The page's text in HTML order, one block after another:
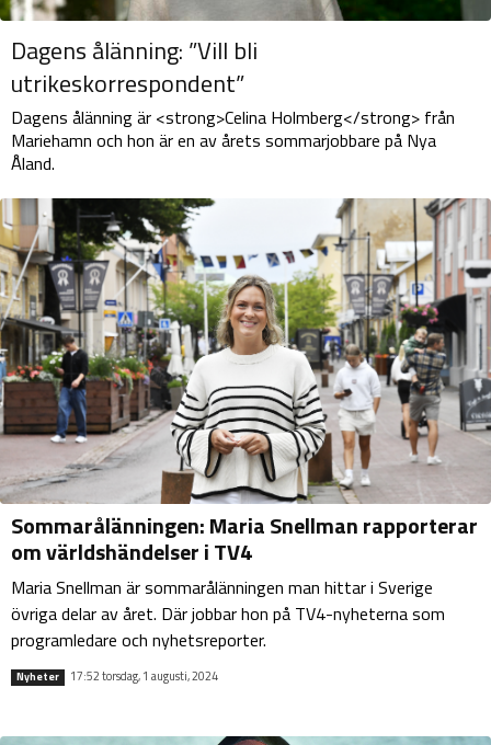
Dagens ålänning: ”Vill bli
utrikeskorrespondent”
Dagens ålänning är <strong>Celina Holmberg</strong> från
Mariehamn och hon är en av årets sommarjobbare på Nya
Åland.
Sommarålänningen: Maria Snellman rapporterar
om världshändelser i TV4
Maria Snellman är sommarålänningen man hittar i Sverige
övriga delar av året. Där jobbar hon på TV4-nyheterna som
programledare och nyhetsreporter.
Nyheter 17:52 torsdag, 1 augusti, 2024